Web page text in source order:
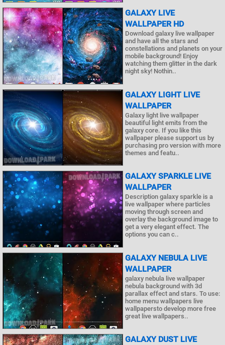
GALAXY LIVE
WALLPAPER HD
Download galaxy live wallpaper
and have all the stars and
constellations and planets on your
mobile background! Enjoy
watching them glitter in the dark
night sky! Nothin..
GALAXY LIGHT LIVE
WALLPAPER
Galaxy light live wallpaper
beautiful light emits from the
galaxy core. If you like this
wallpaper please support us by
purchasing pro version with more
themes and featu..
GALAXY SPARKLE LIVE
WALLPAPER
Description galaxy sparkle is a
live wallpaper where particles
moving through screen and
overlay the background image to
get a very elegant effect. The
options you can c..
GALAXY NEBULA LIVE
WALLPAPER
galaxy nebula live wallpaper
nebula background with 3d
parallax effect and stars. To use:
home menu wallpapers live
wallpapersto develop more free
great live wallpapers..
GALAXY DUST LIVE